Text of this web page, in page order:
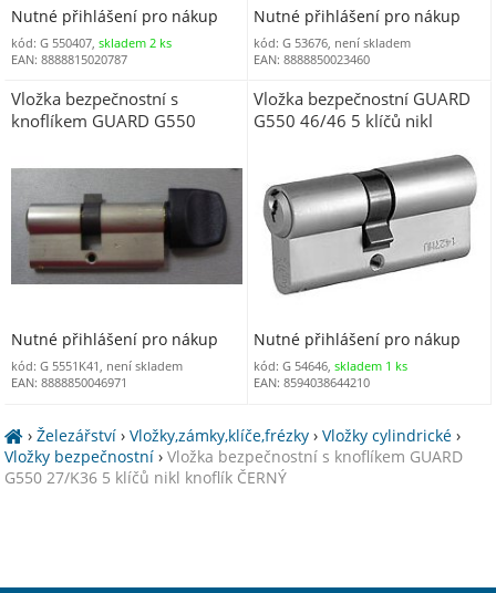
Nutné přihlášení pro nákup
kód: G 550407, skladem 2 ks
EAN: 8888815020787
Nutné přihlášení pro nákup
kód: G 53676, není skladem
EAN: 8888850023460
Vložka bezpečnostní s
knoflíkem GUARD G550
Nutné přihlášení pro nákup
kód: G 5551K41, není skladem
EAN: 8888850046971
Vložka bezpečnostní GUARD
G550 46/46 5 klíčů nikl
Nutné přihlášení pro nákup
kód: G 54646,skladem 1 ks
EAN: 8594038644210
›Železářství ›Vložky,zámky,klíče,frézky ›Vložky cylindrické ›
Vložky bezpečnostní ›Vložka bezpečnostní s knoflíkem GUARD
G550 27/K36 5 klíčů nikl knoflík ČERNÝ